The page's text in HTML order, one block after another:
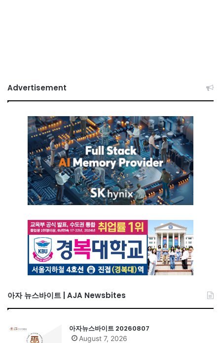
Advertisement
아자 뉴스바이트 | AJA Newsbites
아자뉴스바이트 20260807
August 7, 2026